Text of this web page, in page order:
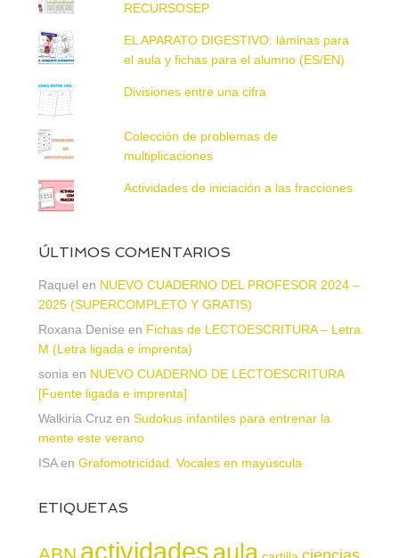
RECURSOSEP
EL APARATO DIGESTIVO: láminas para
el aula y fichas para el alumno (ES/EN)
Divisiones entre una cifra
Colección de problemas de
multiplicaciones
Actividades de iniciación a las fracciones
ÚLTIMOS COMENTARIOS
Raquel en NUEVO CUADERNO DEL PROFESOR 2024 –
2025 (SUPERCOMPLETO Y GRATIS)
Roxana Denise en Fichas de LECTOESCRITURA – Letra
M (Letra ligada e imprenta)
sonia en NUEVO CUADERNO DE LECTOESCRITURA
[Fuente ligada e imprenta]
Walkiria Cruz en Sudokus infantiles para entrenar la
mente este verano
ISAen Grafomotricidad. Vocales en mayúscula
ETIQUETAS
actividadesaula